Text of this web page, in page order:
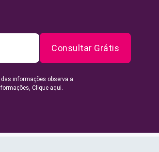
Consultar Grátis
informações observa a
Clique aqui.